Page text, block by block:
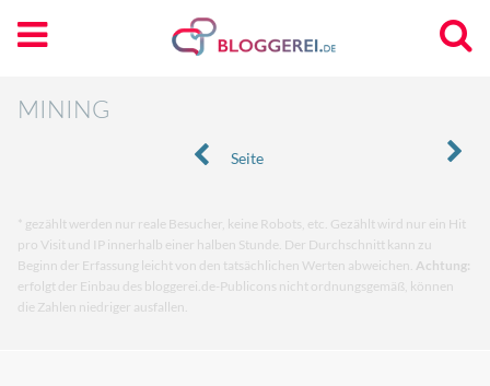
MINING
Seite
* gezählt werden nur reale Besucher, keine Robots, etc. Gezählt wird nur ein Hit
pro Visit und IP innerhalb einer halben Stunde. Der Durchschnitt kann zu
Beginn der Erfassung leicht von den tatsächlichen Werten abweichen. Achtung:
erfolgt der Einbau des bloggerei.de-Publicons nicht ordnungsgemäß, können
die Zahlen niedriger ausfallen.